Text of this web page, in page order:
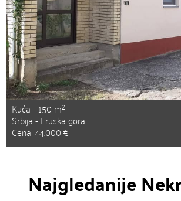
Kuća - 150 m2
Srbija - Fruska gora
Cena: 44.000 €
Najgledanije